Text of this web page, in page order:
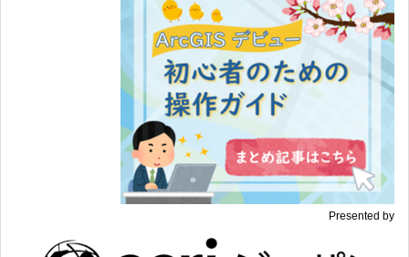
Presented by